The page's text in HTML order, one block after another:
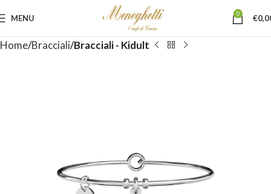
MENU 0 €
Home Bracciali Bracciali - Kidult